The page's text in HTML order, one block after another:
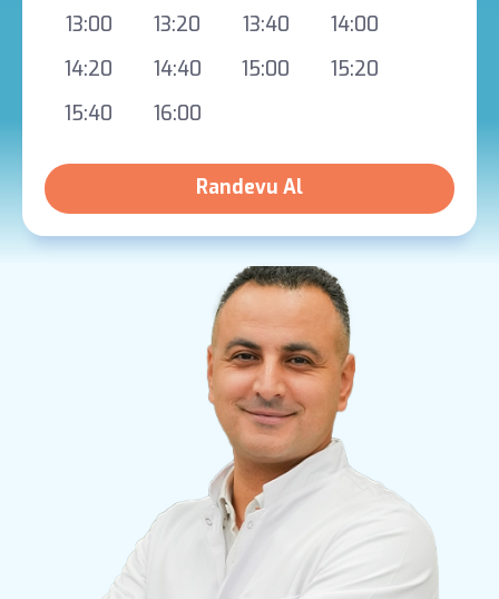
13:00
13:20 13:40
14:00
14:20
14:40 15:00
15:20
15:40
16:00
Randevu Al